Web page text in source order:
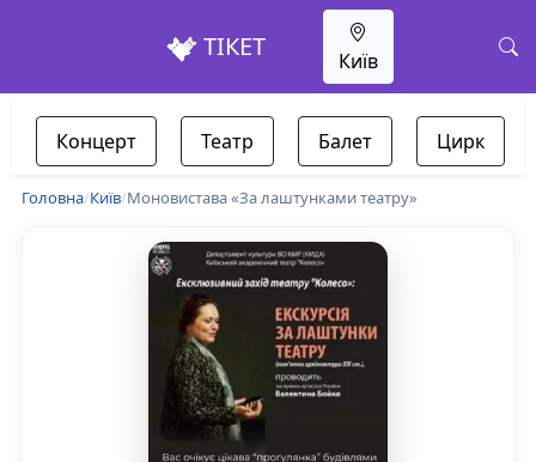
ТІКЕТ Київ
Концерт Театр Балет Цирк
Головна/Київ/Моновистава «За лаштунками театру»